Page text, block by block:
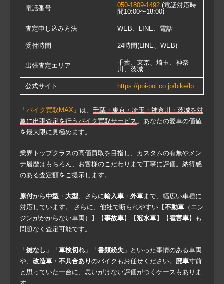
電話番号 050-1809-1492 (電話対応時
間10:00〜18:00)
査定申し込み方法 WEB、LINE、電話
受付時間 24時間(LINE、WEB)
出張査定エリア
千葉、東京、埼玉、神奈
川、茨城
公式サイト https://poi-poi.co.jp/bike/lp
「 バイク買取MAX 」は、 千葉・東京・埼玉・神奈川・茨城を対
象に出張査定を行うバイク買取サービス 。あなたの愛車の価値
を最大限に見極めます。
業界トップクラスの高価買取を目指し、カスタムの有無やメン
テ履歴はもちろん、お客様のこだわりまで丁寧に評価。納得感
のある査定額をご提示します。
原付から中型 ・ 大型 、さらに輸入車 ・ 外車 まで、幅広い車種に
対応しています。 さらに、他社で断られやすい【不動車 （エン
ジンがかからない車両）】【事故車】【冠水車】【雹害車】も
問題なく査定可能です。
「 鍵なし 」「 車検切れ 」「 書類紛失 」といった事情のある車両
や、 改造車 ・ 不具合ありのバイクもお任せください。 廃車寸前
と思っていた一台に、思いがけない評価がつくケースもありま